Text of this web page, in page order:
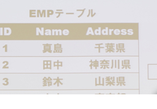
ス
タ
ム
検
索